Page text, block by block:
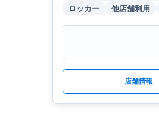
ロッカー
他店舗利用
店舗情報